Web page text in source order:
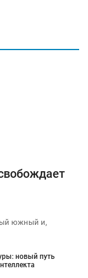
южный и,
новый путь